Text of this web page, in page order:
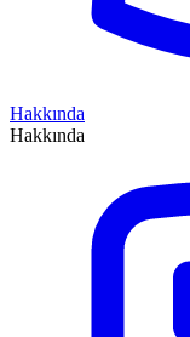
Hakkında
Hakkında